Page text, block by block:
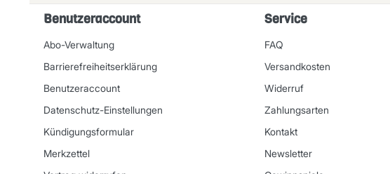
Benutzeraccount
Abo-Verwaltung
Barrierefreiheitserklärung
Benutzeraccount
Datenschutz-Einstellungen
Kündigungsformular
Merkzettel
Service
FAQ
Versandkosten
Widerruf
Zahlungsarten
Kontakt
Newsletter